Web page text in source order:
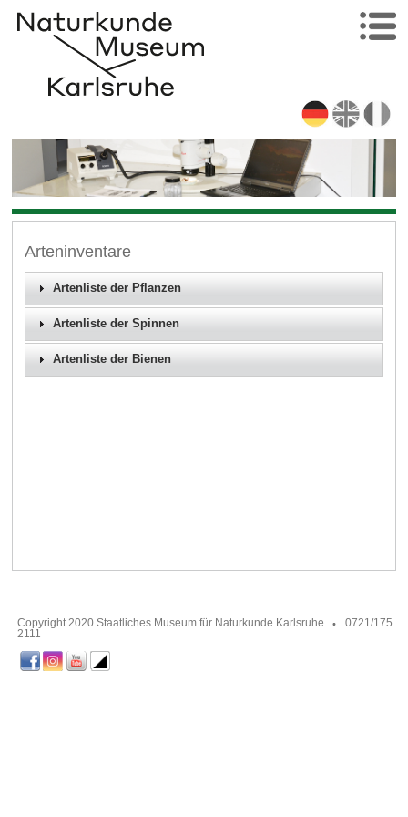
Arteninventare
Artenliste der Pflanzen
Artenliste der Spinnen
Artenliste der Bienen
Copyright 2020 Staatliches Museum für Naturkunde Karlsruhe
0721/175
2111